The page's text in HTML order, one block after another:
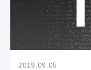
2019.09.05